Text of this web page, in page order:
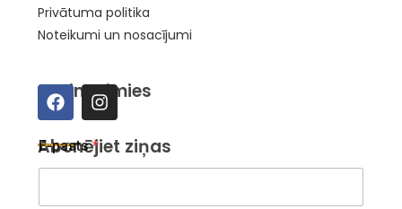
Privātuma politika
Noteikumi un nosacījumi
Sazināsimies
Abonējiet ziņas
*
*
E-pasts*